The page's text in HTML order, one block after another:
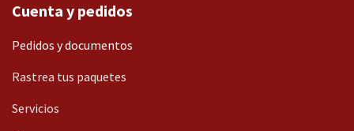
Cuenta y pedidos
Pedidos y documentos
Rastrea tus paquetes
Servicios